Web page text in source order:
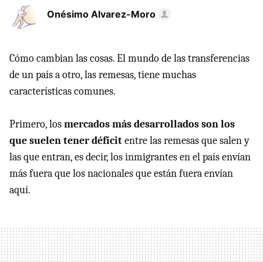
Onésimo Alvarez-Moro
Cómo cambian las cosas. El mundo de las transferencias
de un país a otro, las remesas, tiene muchas
características comunes.
Primero, losmercados más desarrollados son los
que suelen tener déficitentre las remesas que salen y
las que entran, es decir, los inmigrantes en el país envían
más fuera que los nacionales que están fuera envían
aquí.